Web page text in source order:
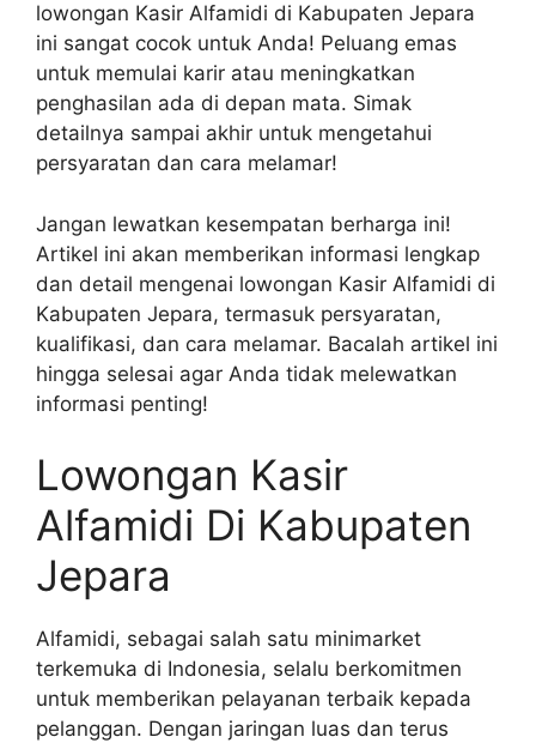
lowongan Kasir Alfamidi di Kabupaten Jepara
ini sangat cocok untuk Anda! Peluang emas
untuk memulai karir atau meningkatkan
penghasilan ada di depan mata. Simak
detailnya sampai akhir untuk mengetahui
persyaratan dan cara melamar!
Jangan lewatkan kesempatan berharga ini!
Artikel ini akan memberikan informasi lengkap
dan detail mengenai lowongan Kasir Alfamidi di
Kabupaten Jepara, termasuk persyaratan,
kualifikasi, dan cara melamar. Bacalah artikel ini
hingga selesai agar Anda tidak melewatkan
informasi penting!
Lowongan Kasir
Alfamidi Di Kabupaten
Jepara
Alfamidi, sebagai salah satu minimarket
terkemuka di Indonesia, selalu berkomitmen
untuk memberikan pelayanan terbaik kepada
pelanggan. Dengan jaringan luas dan terus